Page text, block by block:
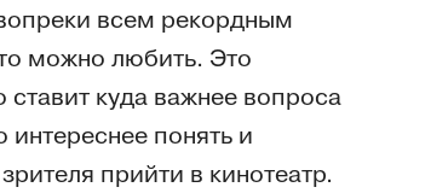
всем рекордным
можно любить. Это
куда важнее вопроса
понять и
прийти в кинотеатр.